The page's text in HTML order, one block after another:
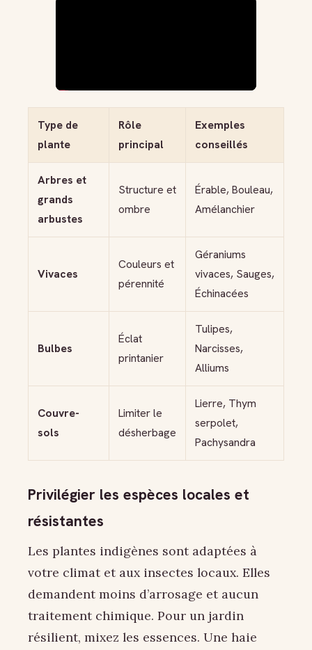
Type de
plante
Rôle
principal
Exemples
conseillés
Arbres et
grands
arbustes
Structure et
ombre
Érable, Bouleau,
Amélanchier
Vivaces
Couleurs et
pérennité
Géraniums
vivaces, Sauges,
Échinacées
Bulbes
Éclat
printanier
Tulipes,
Narcisses,
Alliums
Couvre-
sols
Limiter le
désherbage
Lierre, Thym
serpolet,
Pachysandra
Privilégier les espèces locales et
résistantes
Les plantes indigènes sont adaptées à
votre climat et aux insectes locaux. Elles
demandent moins d’arrosage et aucun
traitement chimique. Pour un jardin
résilient, mixez les essences. Une haie